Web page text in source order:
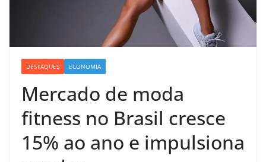
DESTAQUES ECONOMIA
Mercado de moda
fitness no Brasil cresce
15% ao ano e impulsiona